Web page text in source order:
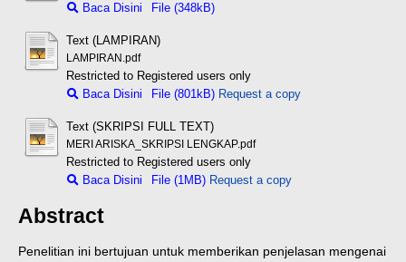
Baca Disini File (348kB)
Text (LAMPIRAN)
LAMPIRAN.pdf
Restricted to Registered users only
Baca Disini
File (801kB) Request a copy
Text (SKRIPSI FULL TEXT)
MERI ARISKA_SKRIPSI LENGKAP.pdf
Restricted to Registered users only
Baca Disini
File (1MB) Request a copy
Abstract
Penelitian ini bertujuan untuk memberikan penjelasan mengenai